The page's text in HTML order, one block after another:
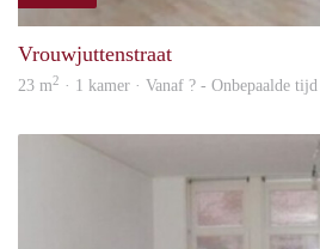
Vrouwjuttenstraat
23 m2 · 1 kamer · Vanaf ? - Onbepaalde tijd